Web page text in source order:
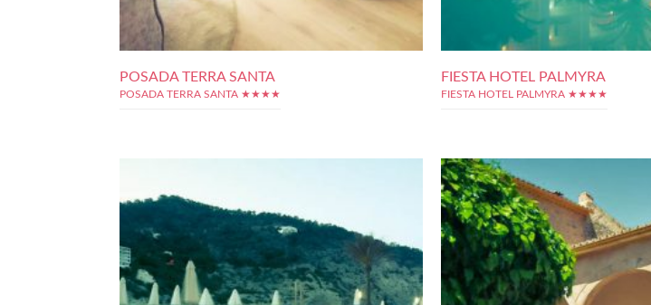
POSADA TERRA SANTA
POSADA TERRA SANTA ★★★★
FIESTA HOTEL PALMYRA
FIESTA HOTEL PALMYRA ★★★★